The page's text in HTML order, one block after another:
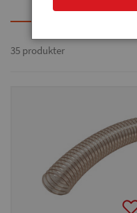
35 produkter